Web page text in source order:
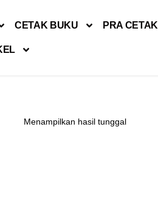
CETAK BUKU PRA CETAK
Menampilkan hasil tunggal